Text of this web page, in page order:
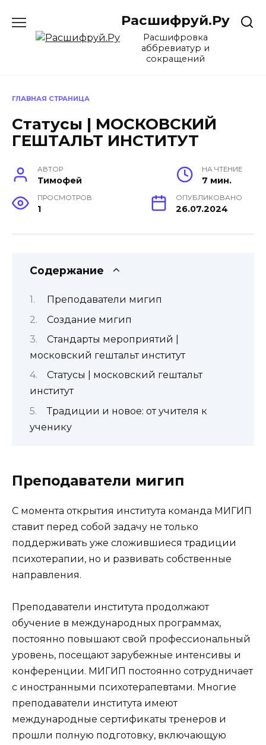
содержанию
Расшифруй.Ру
Расшифровка
аббревиатур и
сокращений
ГЛАВНАЯ СТРАНИЦА
Статусы | МОСКОВСКИЙ
ГЕШТАЛЬТ ИНСТИТУТ
АВТОР
Тимофей
НА ЧТЕНИЕ
7 мин.
ПРОСМОТРОВ
1
ОПУБЛИКОВАНО
26.07.2024
Содержание
Преподаватели мигип
Создание мигип
Стандарты мероприятий |
московский гештальт институт
Статусы | московский гештальт
институт
Традиции и новое: от учителя к
ученику
Преподаватели мигип
С момента открытия института команда МИГИП
ставит перед собой задачу не только
поддерживать уже сложившиеся традиции
психотерапии, но и развивать собственные
направления.
Преподаватели института продолжают
обучение в международных программах,
постоянно повышают свой профессиональный
уровень, посещают зарубежные интенсивы и
конференции. МИГИП постоянно сотрудничает
с иностранными психотерапевтами. Многие
преподаватели института имеют
международные сертификаты тренеров и
прошли полную подготовку, включающую